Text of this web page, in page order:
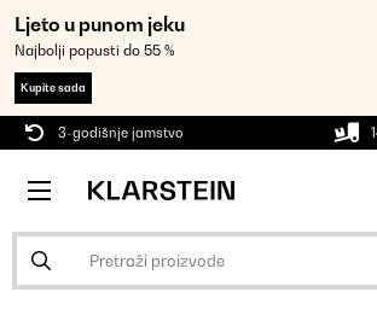
Ljeto u punom jeku
Najbolji popusti do 55 %
Kupite sada
3-godišnje jamstvo